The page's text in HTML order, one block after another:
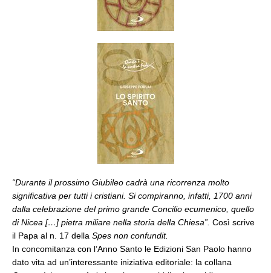
“Durante il prossimo Giubileo cadrà una ricorrenza molto
significativa per tutti i cristiani. Si compiranno, infatti, 1700 anni
dalla celebrazione del primo grande Concilio ecumenico, quello
di Nicea […] pietra miliare nella storia della Chiesa”. Così scrive
il Papa al n. 17 della Spes non confundit.
In concomitanza con l’Anno Santo le Edizioni San Paolo hanno
dato vita ad un’interessante iniziativa editoriale: la collana